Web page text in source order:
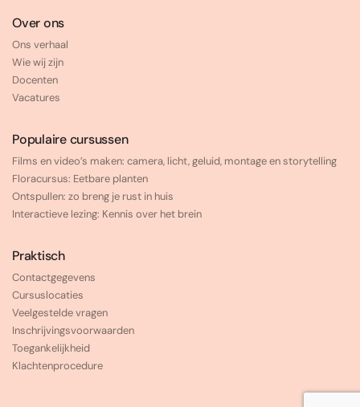
Over ons
Ons verhaal
Wie wij zijn
Docenten
Vacatures
Populaire cursussen
Films en video’s maken: camera, licht, geluid, montage en storytelling
Floracursus: Eetbare planten
Ontspullen: zo breng je rust in huis
Interactieve lezing: Kennis over het brein
Praktisch
Contactgegevens
Cursuslocaties
Veelgestelde vragen
Inschrijvingsvoorwaarden
Toegankelijkheid
Klachtenprocedure